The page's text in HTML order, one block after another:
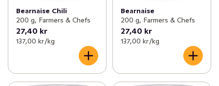
Bearnaise Chili
200 g, Farmers & Chefs
27,40 kr
137,00 kr /kg
Bearnaise
200 g, Farmers & Chefs
27,40 kr
137,00 kr /kg